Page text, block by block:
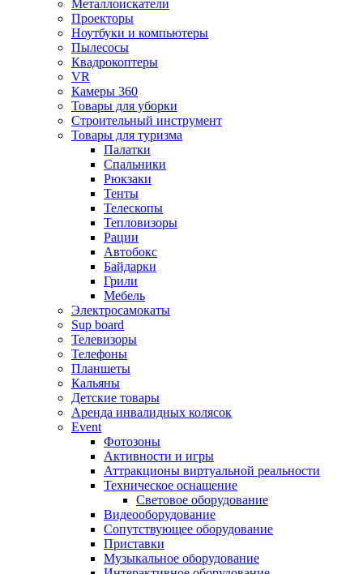
Металлоискатели
Проекторы
Ноутбуки и компьютеры
Пылесосы
Квадрокоптеры
VR
Камеры 360
Товары для уборки
Строительный инструмент
Товары для туризма
Палатки
Спальники
Рюкзаки
Тенты
Телескопы
Тепловизоры
Рации
Автобокс
Байдарки
Грили
Мебель
Электросамокаты
Sup board
Телевизоры
Телефоны
Планшеты
Кальяны
Детские товары
Аренда инвалидных колясок
Event
Фотозоны
Активности и игры
Аттракционы виртуальной реальности
Техническое оснащение
Световое оборудование
Видеооборудование
Сопутствующее оборудование
Приставки
Музыкальное оборудование